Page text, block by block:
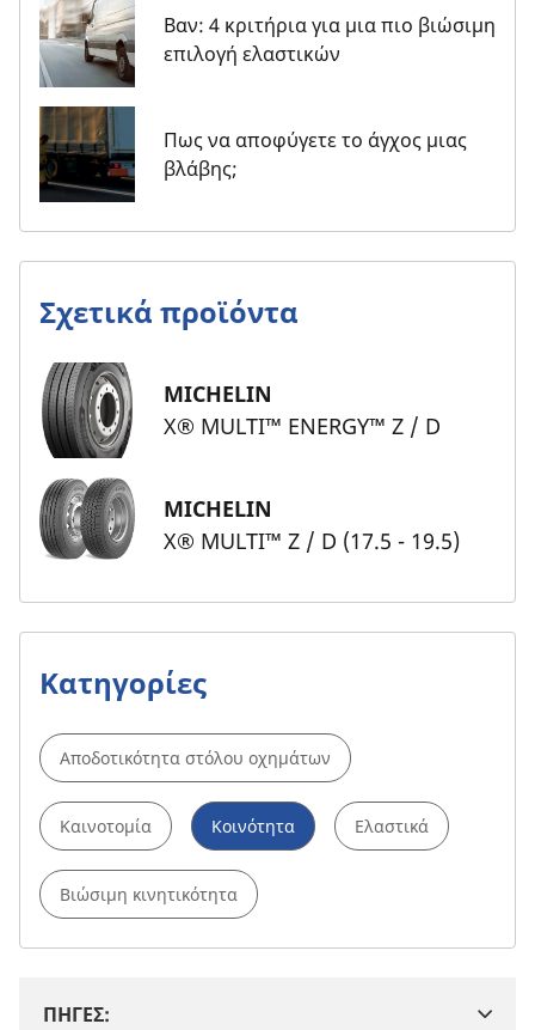
Βαν: 4 κριτήρια για μια πιο βιώσιμη
επιλογή ελαστικών
Πως να αποφύγετε το άγχος μιας
βλάβης;
Σχετικά προϊόντα
MICHELIN
X® MULTI™ ENERGY™ Z / D
MICHELIN
X® MULTI™ Z / D (17.5 - 19.5)
Κατηγορίες
Αποδοτικότητα στόλου οχημάτων
Καινοτομία Κοινότητα Ελαστικά
Βιώσιμη κινητικότητα
ΠΗΓΕΣ: